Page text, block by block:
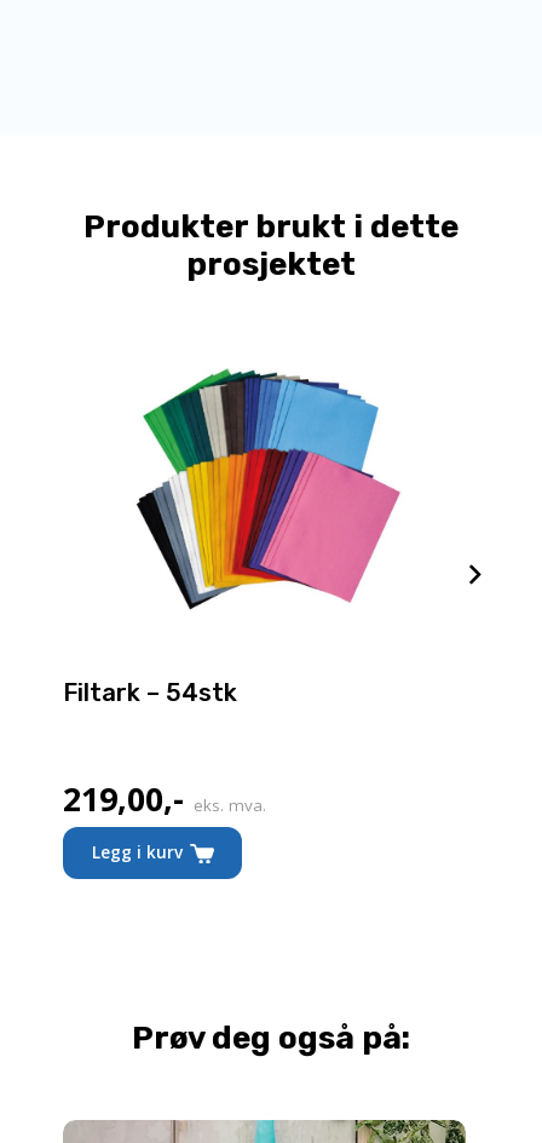
Produkter brukt i dette
prosjektet
Filtark – 54stk
219,00,- eks. mva.
Legg i kurv
Prøv deg også på: